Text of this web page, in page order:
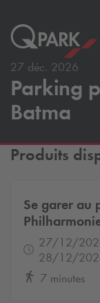
27 déc. 2026
Parking
Batma
Produits
Se garer au
27/12/
28/12/
7 minutes